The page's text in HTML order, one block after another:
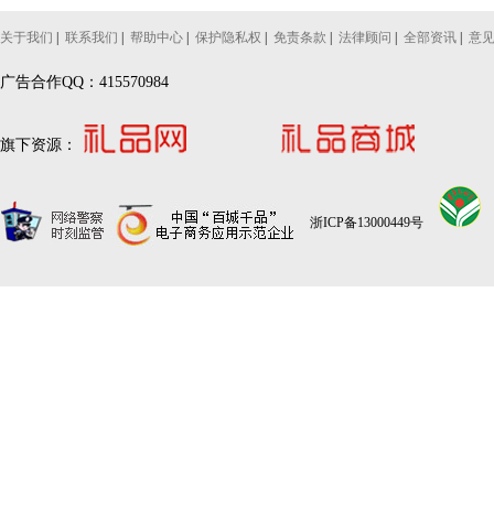
关于我们 联系我们 帮助中心 保护隐私权 免责条款 法律顾问 全部资讯 意
广告合作QQ：415570984
旗下资源：
浙ICP备13000449号